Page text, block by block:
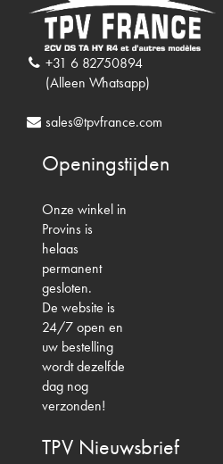
+31 6 82750894
(Alleen Whatsapp)
sales@tpvfrance.com
Openingstijden
Onze winkel in
Provins is
helaas
permanent
gesloten.
De website is
24/7 open en
uw bestelling
wordt dezelfde
dag nog
verzonden!
TPV Nieuwsbrief